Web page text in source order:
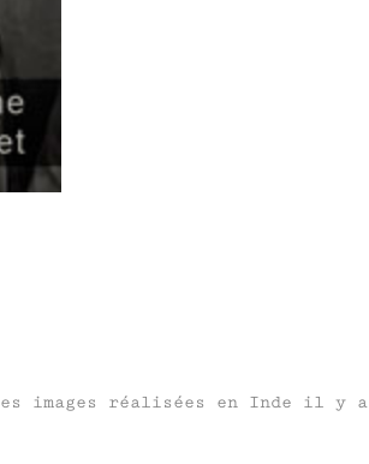
images réalisées en Inde il y a